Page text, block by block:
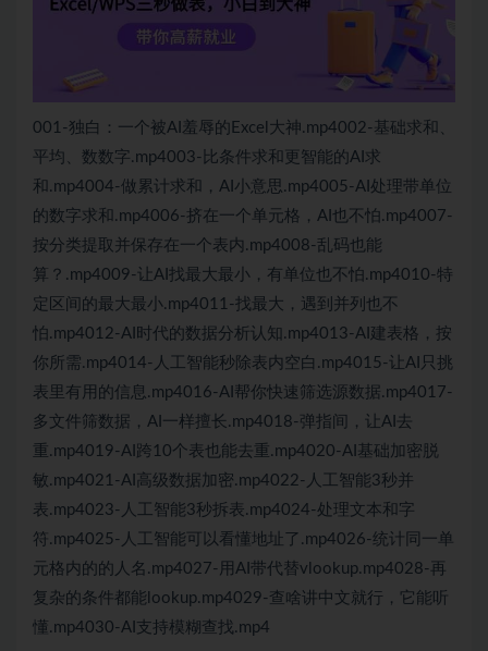
001-独白：一个被AI羞辱的Excel大神.mp4002-基础求和、
平均、数数字.mp4003-比条件求和更智能的AI求
和.mp4004-做累计求和，AI小意思.mp4005-AI处理带单位
的数字求和.mp4006-挤在一个单元格，AI也不怕.mp4007-
按分类提取并保存在一个表内.mp4008-乱码也能
算？.mp4009-让AI找最大最小，有单位也不怕.mp4010-特
定区间的最大最小.mp4011-找最大，遇到并列也不
怕.mp4012-AI时代的数据分析认知.mp4013-AI建表格，按
你所需.mp4014-人工智能秒除表内空白.mp4015-让AI只挑
表里有用的信息.mp4016-AI帮你快速筛选源数据.mp4017-
多文件筛数据，AI一样擅长.mp4018-弹指间，让AI去
重.mp4019-AI跨10个表也能去重.mp4020-AI基础加密脱
敏.mp4021-AI高级数据加密.mp4022-人工智能3秒并
表.mp4023-人工智能3秒拆表.mp4024-处理文本和字
符.mp4025-人工智能可以看懂地址了.mp4026-统计同一单
元格内的的人名.mp4027-用AI带代替vlookup.mp4028-再
复杂的条件都能lookup.mp4029-查啥讲中文就行，它能听
懂.mp4030-AI支持模糊查找.mp4